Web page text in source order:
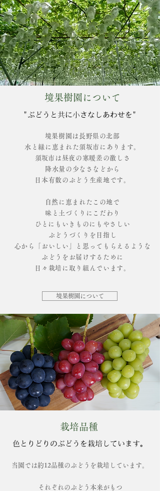
境果樹園について
​境果樹園は長野県の北部
水と緑に恵まれた須坂市にあります。
​須坂市は昼夜の寒暖差の激しさ
降水量の少なさなどから
日本有数のぶどう生産地です。
​自然に恵まれたこの地で
味と土づくりにこだわり
​​ひとにもいきものにもやさしい
ぶどうづくりを目指し
心から「おいしい」と思ってもらえるような
ぶどうをお届けするために
日々栽培に取り組んでいます。
境果樹園について
​"ぶどうと共に小さなしあわせを"
栽培品種
​当園では約12品種のぶどうを栽培しています。
それぞれのぶどう本来がもつ
色とりどりのぶどうを栽培しています。